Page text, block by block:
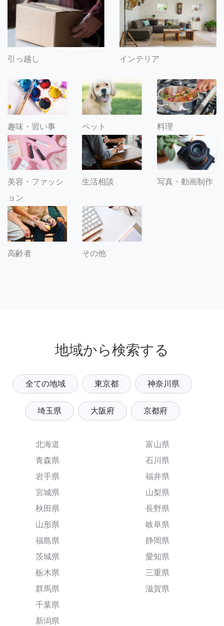
引っ越し インテリア
趣味・習い事 ペット 料理
美容・ファッシ
ョン
生活相談 写真・動画制作
高齢者 その他
地域から検索する
全ての地域 東京都 神奈川県
埼玉県 大阪府 京都府
北海道
青森県
岩手県
宮城県
秋田県
山形県
福島県
茨城県
栃木県
群馬県
千葉県
新潟県
富山県
石川県
福井県
山梨県
長野県
岐阜県
静岡県
愛知県
三重県
滋賀県